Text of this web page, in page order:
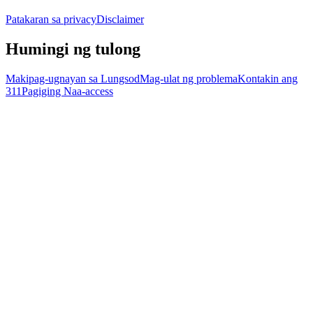
Patakaran sa privacyDisclaimer
Humingi ng tulong
Makipag-ugnayan sa LungsodMag-ulat ng problemaKontakin ang
311Pagiging Naa-access